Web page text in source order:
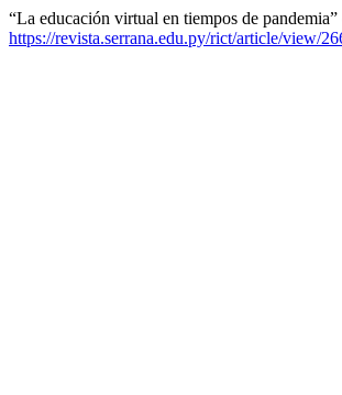
“La educación virtual en tiempos de
https://revista.serrana.edu.py/rict/article/view/